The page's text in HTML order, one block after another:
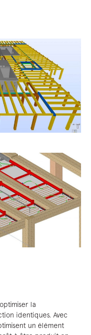
la
identiques. Avec
un élément